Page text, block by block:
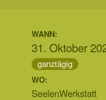
WANN:
31. Oktober
ganztägig
WO:
SeelenWerkstatt